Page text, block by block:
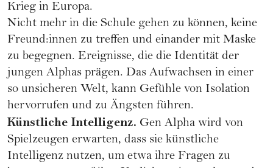
Krieg in Europa.
Nicht mehr in die Schule gehen zu können, keine
Freund:innen zu treffen und einander mit Maske
zu begegnen. Ereignisse, die die Identität der
jungen Alphas prägen. Das Aufwachsen in einer
so unsicheren Welt, kann Gefühle von Isolation
hervorrufen und zu Ängsten führen.
Künstliche Intelligenz. Gen Alpha wird von
Spielzeugen erwarten, dass sie künstliche
Intelligenz nutzen, um etwa ihre Fragen zu